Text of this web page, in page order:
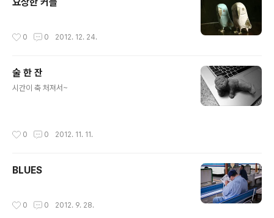
0 0 2012. 12. 24.
술 한 잔
시간이 축 처져서~
0 0 2012. 11. 11.
BLUES
0 0 2012. 9. 28.